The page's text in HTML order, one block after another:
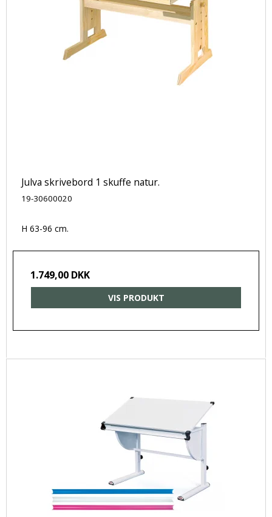
Julva skrivebord 1 skuffe natur.
19-30600020
H 63-96 cm.
1.749,00 DKK
VIS PRODUKT